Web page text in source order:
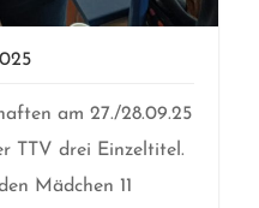
am 27./28.09.25
TTV drei Einzeltitel.
Mädchen 11